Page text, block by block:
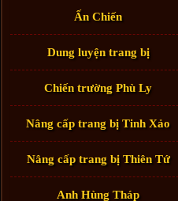
Ấn Chiến
Dung luyện trang bị
Chiến trường Phù Ly
Nâng cấp trang bị Tinh Xảo
Nâng cấp trang bị Thiên Tứ
Anh Hùng Tháp